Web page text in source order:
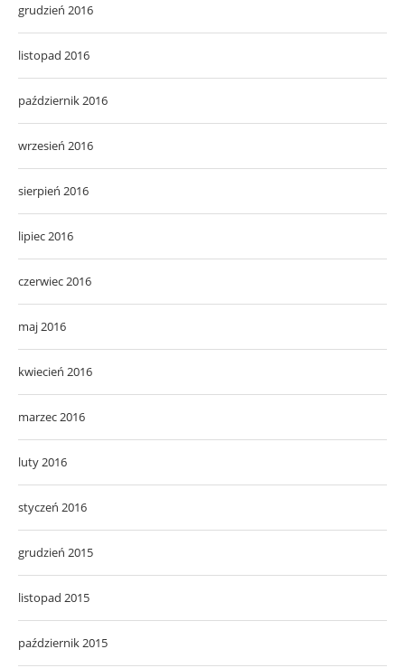
grudzień 2016
listopad 2016
październik 2016
wrzesień 2016
sierpień 2016
lipiec 2016
czerwiec 2016
maj 2016
kwiecień 2016
marzec 2016
luty 2016
styczeń 2016
grudzień 2015
listopad 2015
październik 2015